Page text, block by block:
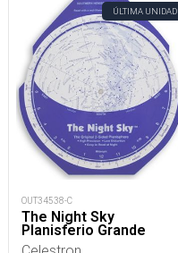
ÚLTIMA UNIDAD
OUT34538-C
The Night Sky
Planisferio Grande